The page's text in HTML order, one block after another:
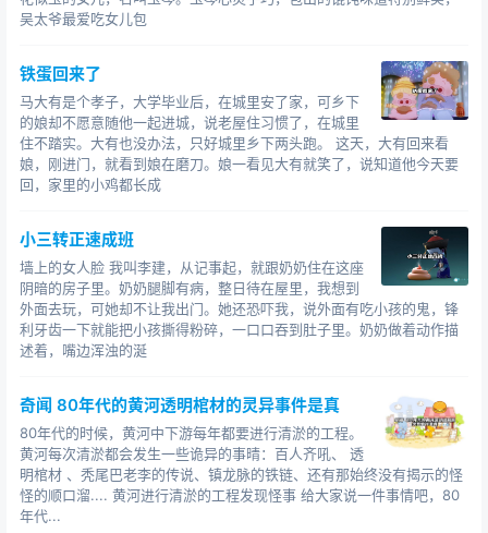
村里人说两年前看到你和柳东在地里还动过刀子，有这事
柳园福脸上的神色一僵，也没有否认点头道：“确实是有这
事，当时我也是脑袋一时发蒙了，所以才做出了那样的
事，幸好当时柳东躲得快，否则得闹出人命来。”
“能和我说说是因为啥事吗？”我问道，直视柳园福的眼睛。
“现在想起来其实也没多大事，那天在街上和柳东碰到了，
感觉柳东让我很没有面子，所以当时我就很生气，回来后
我刚好去砍柴，我们又在地里撞见了，所以就发生了那件
事。”柳园福说道。
“小哥，我说的都是实话，我记得当时我们村好几个都坐在
那农药店里，你可以去问他们。”柳园福说出了两个人名。
我想了想，冲陆宝瓶点点头，很快陆宝瓶就把那两人找来
“小哥，也不怕你笑话，我这个人心眼小，而且又容易冲
动，很多时候都是做完了事又感到后悔。”柳园福抓着脑袋
说道。
“小哥，你咋就突然打听这事了呢？”柳园福起了疑惑。
我收回了目光，柳园福眼中明亮，不像是撒谎，反正这事
吴太爷最爱吃女儿包
铁蛋回来了
马大有是个孝子，大学毕业后，在城里安了家，可乡下
的娘却不愿意随他一起进城，说老屋住习惯了，在城里
住不踏实。大有也没办法，只好城里乡下两头跑。 这天，大有回来看
娘，刚进门，就看到娘在磨刀。娘一看见大有就笑了，说知道他今天要
回，家里的小鸡都长成
小三转正速成班
墙上的女人脸 我叫李建，从记事起，就跟奶奶住在这座
阴暗的房子里。奶奶腿脚有病，整日待在屋里，我想到
外面去玩，可她却不让我出门。她还恐吓我，说外面有吃小孩的鬼，锋
利牙齿一下就能把小孩撕得粉碎，一口口吞到肚子里。奶奶做着动作描
述着，嘴边浑浊的涎
奇闻 80年代的黄河透明棺材的灵异事件是真
80年代的时候，黄河中下游每年都要进行清淤的工程。
黄河每次清淤都会发生一些诡异的事晴：百人齐吼、 透
明棺材 、秃尾巴老李的传说、镇龙脉的铁链、还有那始终没有揭示的怪
怪的顺口溜.... 黄河进行清淤的工程发现怪事 给大家说一件事情吧，80
年代...